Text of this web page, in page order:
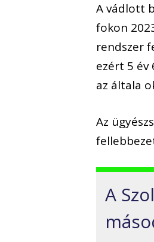
A vádlott
fokon
rendszer
ezért 5
az általa
Az
A